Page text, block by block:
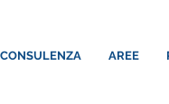
AREE